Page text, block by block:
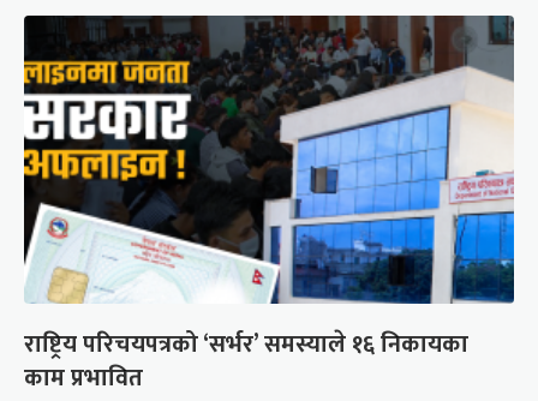
राष्ट्रिय परिचयपत्रको ‘सर्भर’ समस्याले १६ निकायका
काम प्रभावित